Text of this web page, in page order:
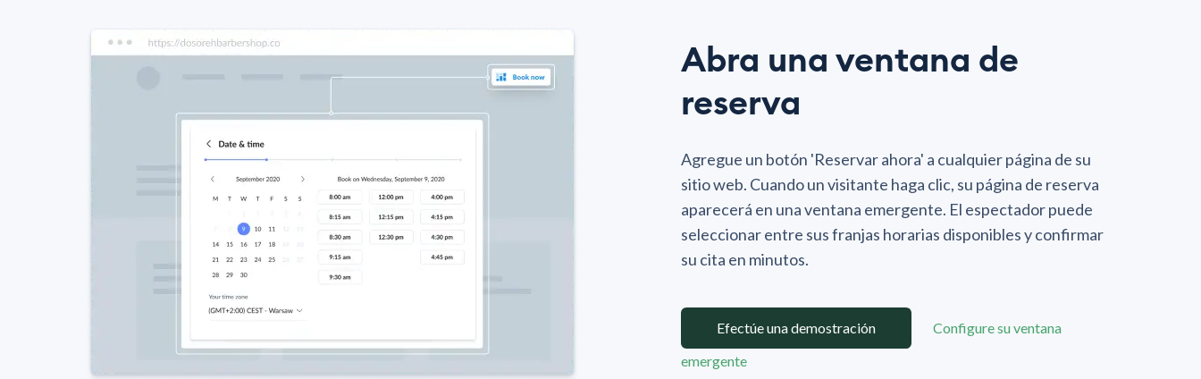
Abra una ventana de
reserva
Agregue un botón 'Reservar ahora' a cualquier página de su
sitio web. Cuando un visitante haga clic, su página de reserva
aparecerá en una ventana emergente. El espectador puede
seleccionar entre sus franjas horarias disponibles y confirmar
su cita en minutos.
Efectúe una demostración
Configure su ventana
emergente